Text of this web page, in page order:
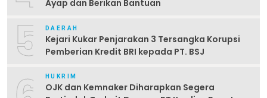
Ayap dan Berikan Bantuan
5 DAERAH
Kejari Kukar Penjarakan 3 Tersangka Korupsi
Pemberian Kredit BRI kepada PT. BSJ
HUKRIM
OJK dan Kemnaker Diharapkan Segera